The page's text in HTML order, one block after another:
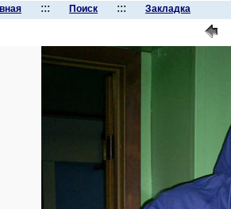
::: Поиск ::: Закладка